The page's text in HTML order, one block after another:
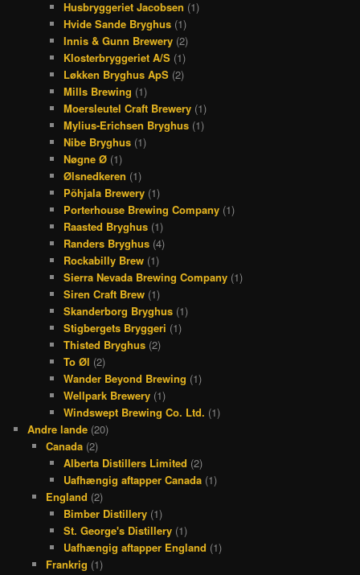
Husbryggeriet Jacobsen (1)
Hvide Sande Bryghus (1)
Innis & Gunn Brewery (2)
Klosterbryggeriet A/S (1)
Løkken Bryghus ApS (2)
Mills Brewing (1)
Moersleutel Craft Brewery (1)
Mylius-Erichsen Bryghus (1)
Nibe Bryghus (1)
Nøgne Ø (1)
Ølsnedkeren (1)
Põhjala Brewery (1)
Porterhouse Brewing Company (1)
Raasted Bryghus (1)
Randers Bryghus (4)
Rockabilly Brew (1)
Sierra Nevada Brewing Company (1)
Siren Craft Brew (1)
Skanderborg Bryghus (1)
Stigbergets Bryggeri (1)
Thisted Bryghus (2)
To Øl (2)
Wander Beyond Brewing (1)
Wellpark Brewery (1)
Windswept Brewing Co. Ltd. (1)
Andre lande (20)
Canada(2)
Alberta Distillers Limited (2)
Uafhængig aftapper Canada (1)
England (2)
Bimber Distillery (1)
St. George's Distillery (1)
Uafhængig aftapper England (1)
Frankrig (1)